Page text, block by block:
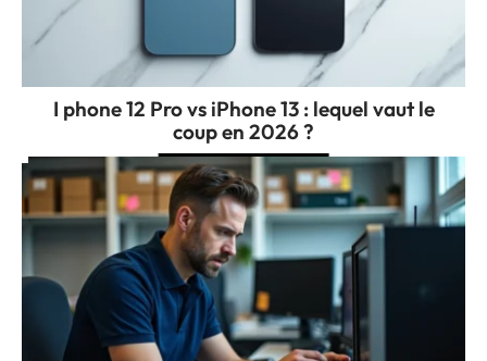
I phone 12 Pro vs iPhone 13 : lequel vaut le
coup en 2026 ?